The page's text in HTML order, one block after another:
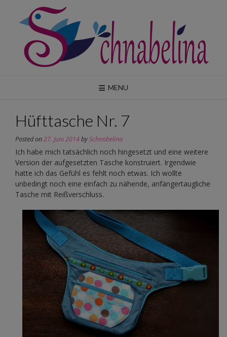
content
MENU
Hüfttasche Nr. 7
Posted on27. Juni 2014bySchnabelina
Ich habe mich tatsächlich noch hingesetzt und eine weitere
Version der aufgesetzten Tasche konstruiert. Irgendwie
hatte ich das Gefühl es fehlt noch etwas. Ich wollte
unbedingt noch eine einfach zu nähende, anfängertaugliche
Tasche mit Reißverschluss.